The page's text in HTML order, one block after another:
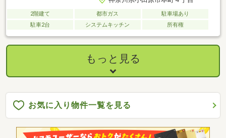
2階建て 都市ガス
駐車場あり
駐車2台
システムキッチン 所有権
もっと見る
お気に入り物件一覧を見る